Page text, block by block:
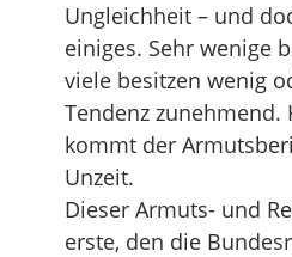
Ungleichheit – und
einiges. Sehr wenige
viele besitzen wenig
Tendenz zunehmend.
kommt der
Unzeit.
Dieser Armuts- und
erste, den die